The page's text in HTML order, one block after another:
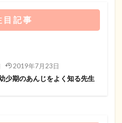
目 記 事
2019年7月23日
少期のあんじをよく知る先生